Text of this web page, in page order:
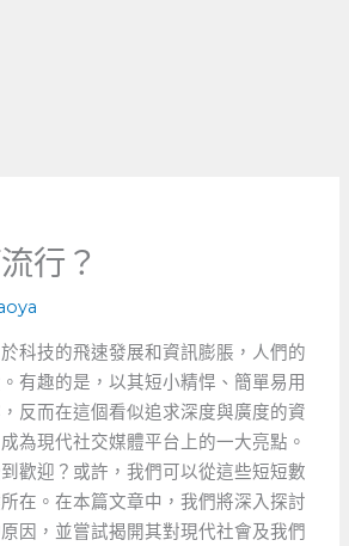
行？
科技的飛速發展和資訊膨脹，人們的
有趣的是，以其短小精悍、簡單易用
反而在這個看似追求深度與廣度的資
為現代社交媒體平台上的一大亮點。
歡迎？或許，我們可以從這些短短數
在。在本篇文章中，我們將深入探討
因，並嘗試揭開其對現代社會及我們